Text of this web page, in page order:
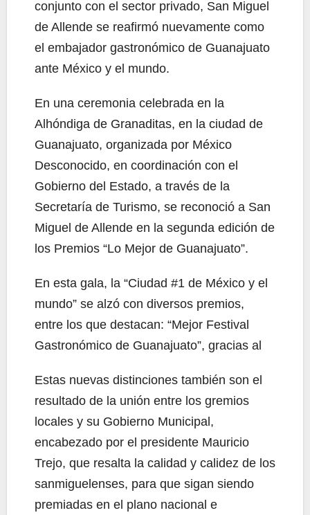
conjunto con el sector privado, San Miguel
de Allende se reafirmó nuevamente como
el embajador gastronómico de Guanajuato
ante México y el mundo.
En una ceremonia celebrada en la
Alhóndiga de Granaditas, en la ciudad de
Guanajuato, organizada por México
Desconocido, en coordinación con el
Gobierno del Estado, a través de la
Secretaría de Turismo, se reconoció a San
Miguel de Allende en la segunda edición de
los Premios “Lo Mejor de Guanajuato”.
En esta gala, la “Ciudad #1 de México y el
mundo” se alzó con diversos premios,
entre los que destacan: “Mejor Festival
Gastronómico de Guanajuato”, gracias al
Estas nuevas distinciones también son el
resultado de la unión entre los gremios
locales y su Gobierno Municipal,
encabezado por el presidente Mauricio
Trejo, que resalta la calidad y calidez de los
sanmiguelenses, para que sigan siendo
premiadas en el plano nacional e